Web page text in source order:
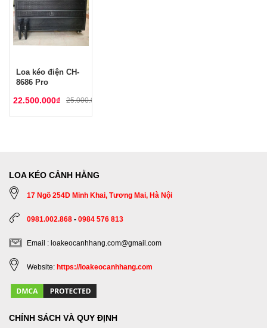
Loa kéo điện CH-
8686 Pro
25.000.000
22.500.000₫
LOA KÉO CẢNH HẰNG
17 Ngõ 254D Minh Khai, Tương Mai, Hà Nội
0981.002.868 - 0984 576 813
Email : loakeocanhhang.com@gmail.com
Website: https://loakeocanhhang.com
CHÍNH SÁCH VÀ QUY ĐỊNH